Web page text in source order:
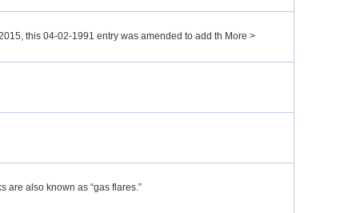
this 04-02-1991 entry was amended to add th More >
are also known as “gas flares.”